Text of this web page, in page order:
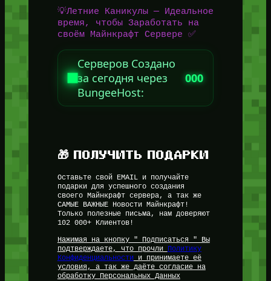
💡Летние Каникулы — Идеальное
время, чтобы Заработать на
своём Майнкрафт Сервере ✅
Серверов Создано
за сегодня через
BungeeHost:
000
🎁 ПОЛУЧИТЬ ПОДАРКИ
Оставьте свой EMAIL и получайте
подарки для успешного создания
своего Майнкрафт сервера, а так же
САМЫЕ ВАЖНЫЕ Новости Майнкрафт!
Только полезные письма, нам доверяют
102 000+ Клиентов!
Нажимая на кнопку " Подписаться " Вы
подтверждаете, что прочли
Политику
Конфиденциальностии принимаете её
условия, а так же даёте согласие на
обработку Персональных Данных